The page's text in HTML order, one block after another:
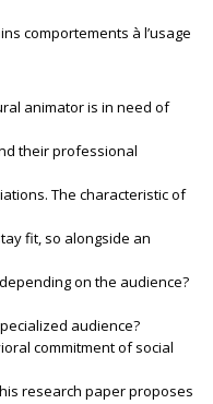
comportements à l’usage
animator is in need of
their professional
The characteristic of
fit, so alongside an
on the audience?
audience?
commitment of social
research paper proposes